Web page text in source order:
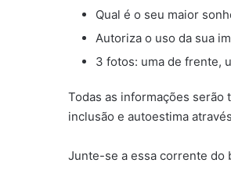
Qual é o seu maior
Autoriza o uso da sua
3 fotos: uma de frente,
Todas as informações
inclusão e autoestima
Junte-se a essa corrente do